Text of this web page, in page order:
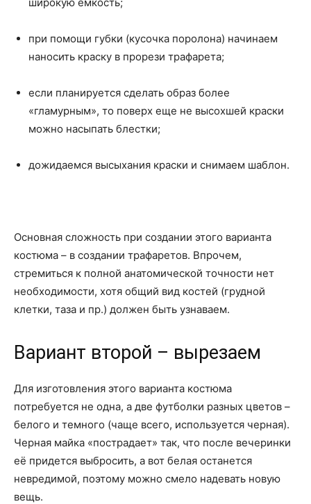
при помощи губки (кусочка поролона) начинаем
наносить краску в прорези трафарета;
если планируется сделать образ более
«гламурным», то поверх еще не высохшей краски
можно насыпать блестки;
дожидаемся высыхания краски и снимаем шаблон.
Основная сложность при создании этого варианта
костюма – в создании трафаретов. Впрочем,
стремиться к полной анатомической точности нет
необходимости, хотя общий вид костей (грудной
клетки, таза и пр.) должен быть узнаваем.
Вариант второй – вырезаем
Для изготовления этого варианта костюма
потребуется не одна, а две футболки разных цветов –
белого и темного (чаще всего, используется черная).
Черная майка «пострадает» так, что после вечеринки
её придется выбросить, а вот белая останется
невредимой, поэтому можно смело надевать новую
вещь.